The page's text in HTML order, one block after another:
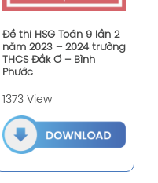
Đề thi HSG Toán 9 lần 2
năm 2023 – 2024 trường
THCS Đắk Ơ – Bình
Phước
1373 View